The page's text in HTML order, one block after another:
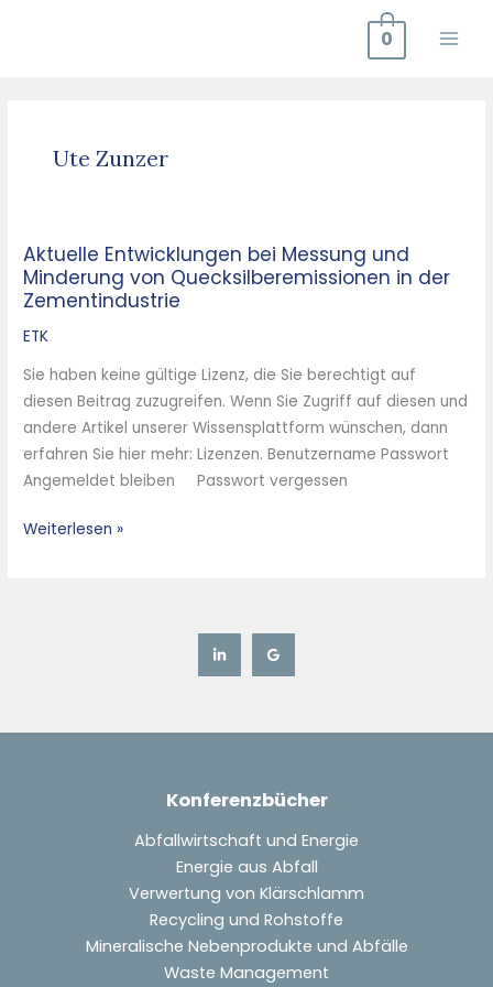
0
Ute Zunzer
Aktuelle Entwicklungen bei Messung und
Minderung von Quecksilberemissionen in der
Zementindustrie
ETK
Sie haben keine gültige Lizenz, die Sie berechtigt auf
diesen Beitrag zuzugreifen. Wenn Sie Zugriff auf diesen und
andere Artikel unserer Wissensplattform wünschen, dann
erfahren Sie hier mehr: Lizenzen. Benutzername Passwort
Angemeldet bleiben Passwort vergessen
Aktuelle
Entwicklungen
bei
Messung
Minderung
von
Quecksilberemissionen
in
der
Zementindustrie
Weiterlesen »
Konferenzbücher
Abfallwirtschaft und Energie
Energie aus Abfall
Verwertung von Klärschlamm
Recycling und Rohstoffe
Mineralische Nebenprodukte und Abfälle
Waste Management